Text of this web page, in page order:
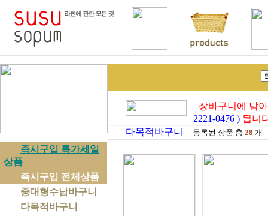
즉시구입 특가세일
상품
즉시구입 전체상품
중대형수납바구니
다목적바구니
장바구니에 담
2221-0476 ) 됩니
다목적바구니
등록된 상품 총 28 개